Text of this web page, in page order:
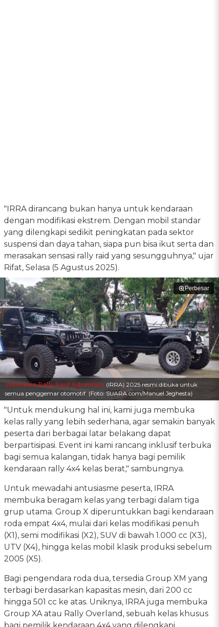
"IRRA dirancang bukan hanya untuk kendaraan
dengan modifikasi ekstrem. Dengan mobil standar
yang dilengkapi sedikit peningkatan pada sektor
suspensi dan daya tahan, siapa pun bisa ikut serta dan
merasakan sensasi rally raid yang sesungguhnya," ujar
Rifat, Selasa (5 Agustus 2025).
Perbesar
Indonesia Rally Raid Adventure (IRRA) 2025 resmi dibuka untuk
semua penggemar otomotif. (Foto: SUARA.com/Manuel Jeghesta)
"Untuk mendukung hal ini, kami juga membuka
kelas rally yang lebih sederhana, agar semakin banyak
peserta dari berbagai latar belakang dapat
berpartisipasi. Event ini kami rancang inklusif terbuka
bagi semua kalangan, tidak hanya bagi pemilik
kendaraan rally 4x4 kelas berat," sambungnya.
Untuk mewadahi antusiasme peserta, IRRA
membuka beragam kelas yang terbagi dalam tiga
grup utama. Group X diperuntukkan bagi kendaraan
roda empat 4x4, mulai dari kelas modifikasi penuh
(X1), semi modifikasi (X2), SUV di bawah 1.000 cc (X3),
UTV (X4), hingga kelas mobil klasik produksi sebelum
2005 (X5).
Bagi pengendara roda dua, tersedia Group XM yang
terbagi berdasarkan kapasitas mesin, dari 200 cc
hingga 501 cc ke atas. Uniknya, IRRA juga membuka
Group XA atau Rally Overland, sebuah kelas khusus